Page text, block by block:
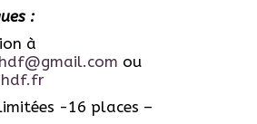
:
à
ou
hdf.fr
-16 places –